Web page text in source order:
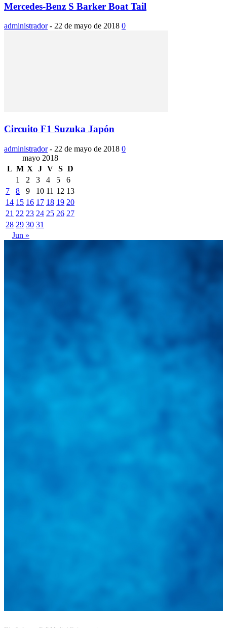
Mercedes-Benz S Barker Boat Tail
administrador - 22 de mayo de 2018 0
Circuito F1 Suzuka Japón
administrador - 22 de mayo de 2018 0
mayo 2018
L M X J V S D
1
2 3 4 5
6
7
8 9 10 11 12 13
14 15 16 17 18 19 20
21 22 23 24 25 26 27
28 29 30 31
Jun »